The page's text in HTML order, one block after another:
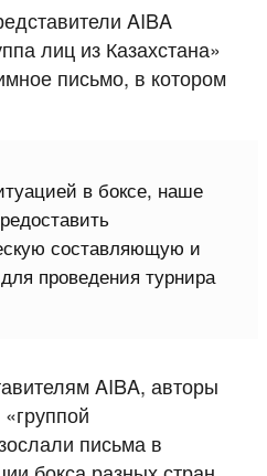
AIBA
лиц из Казахстана»
письмо, в котором
в боксе, наше
составляющую и
проведения турнира
AIBA, авторы
письма в